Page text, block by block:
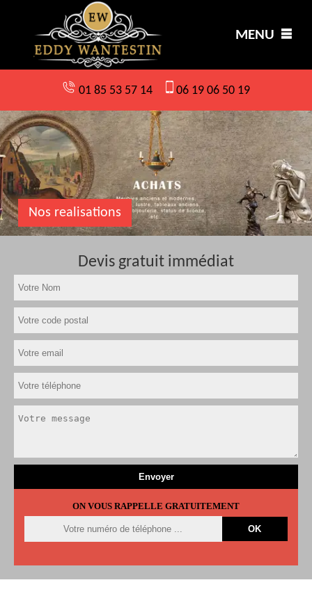
MENU
01 85 53 57 14 06 19 06 50 19
Nos realisations
Devis gratuit immédiat
ON VOUS RAPPELLE GRATUITEMENT